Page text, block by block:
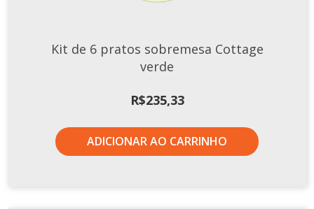
Kit de 6 pratos sobremesa Cottage
verde
R$235,33
ADICIONAR AO CARRINHO